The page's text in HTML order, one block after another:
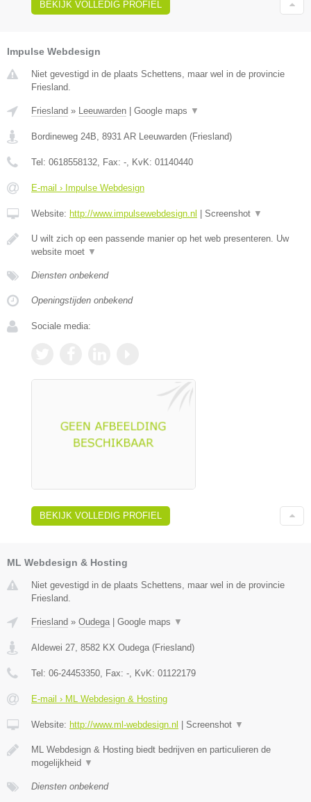
BEKIJK VOLLEDIG PROFIEL
Impulse Webdesign
Niet gevestigd in de plaats Schettens, maar wel in de provincie
Friesland.
Friesland » Leeuwarden Google maps ▼
Bordineweg 24B, 8931 AR Leeuwarden (Friesland)
Tel: 0618558132, Fax: -, KvK: 01140440
E-mail › Impulse Webdesign
Website: http://www.impulsewebdesign.nl Screenshot ▼
U wilt zich op een passende manier op het web presenteren. Uw
website moet ▼
Diensten onbekend
Openingstijden onbekend
Sociale media:
BEKIJK VOLLEDIG PROFIEL
ML Webdesign & Hosting
Niet gevestigd in de plaats Schettens, maar wel in de provincie
Friesland.
Friesland » Oudega | Google maps ▼
Aldewei 27 8582 KX Oudega (Friesland)
Tel: 06-24453350 , Fax: - , KvK: 01122179
E-mail › ML Webdesign & Hosting
Website: http://www.ml-webdesign.nl | Screenshot ▼
ML Webdesign & Hosting biedt bedrijven en particulieren de
mogelijkheid ▼
Diensten onbekend